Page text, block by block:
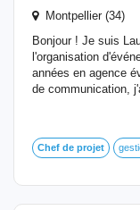
Montpellier (34)
Bonjour ! Je suis
l'organisation
années en agence
de communication,
Chef de projet